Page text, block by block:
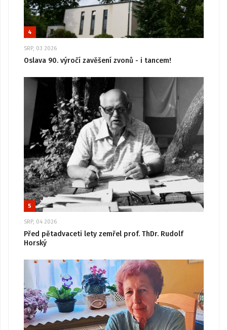
4
SRP, 03 2026
Oslava 90. výročí zavěšení zvonů - i tancem!
5
SRP, 04 2026
Před pětadvaceti lety zemřel prof. ThDr. Rudolf
Horský